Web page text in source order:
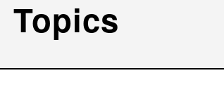
Topics